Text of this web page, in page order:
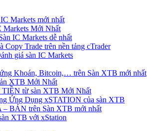
Markets mới nhất
Markets Mới Nhất
IC Markets dễ nhất
Trade trên nền tảng cTrader
giá sàn IC Markets
Khoán, Bitcoin,… trên Sàn XTB mới nhất
XTB Mới Nhất
từ sàn XTB Mới Nhất
Ứng Dụng xSTATION của sàn XTB
BÁN trên Sàn XTB mới nhất
XTB với xStation